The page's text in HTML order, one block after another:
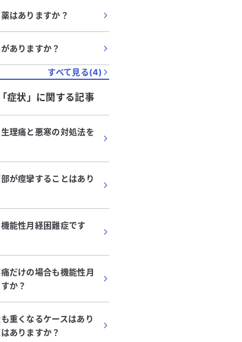
はありますか？
ありますか？
すべて見る(4)
症状 」に関する記事
理痛と悪寒の対処法を
が痙攣することはあり
能性月経困難症です
だけの場合も機能性月
か？
重くなるケースはあり
ありますか？